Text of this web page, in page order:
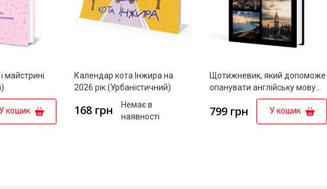
майстрині
кошик
Календар кота Інжира на
2026 рік (Урбаністичний)
168 грн
Немає в
наявності
Щотижневик, який допоможе
опанувати англійську мову
"My Personal English Coach"
799 грн У кошик